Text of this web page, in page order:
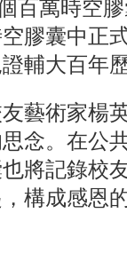
百萬時空
膠囊中正
輔大百年
藝術家楊
念。在公
將記錄校
構成感恩